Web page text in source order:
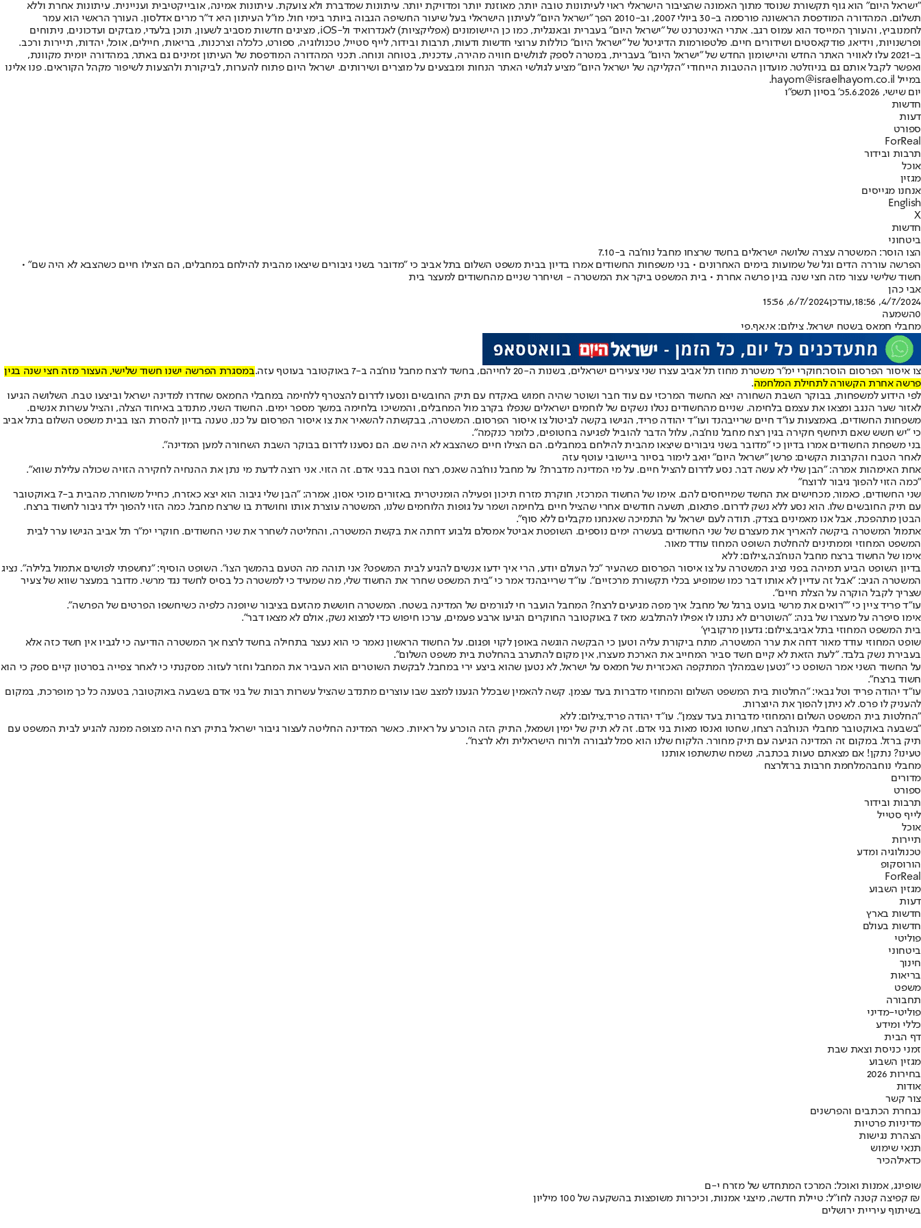
"ישראל היום" הוא גוף תקשורת שנוסד מתוך האמונה שהציבור הישראלי ראוי לעיתונות טובה יותר, מאוזנת יותר ומדויקת יותר. עיתונות שמדברת ולא צועקת. עיתונות אמינה, אובייקטיבית ועניינית. עיתונות אחרת וללא
תשלום. המהדורה המודפסת הראשונה פורסמה ב-30 ביולי 2007, וב-2010 הפך "ישראל היום" לעיתון הישראלי בעל שיעור החשיפה הגבוה ביותר בימי חול. מו"ל העיתון היא ד"ר מרים אדלסון. העורך הראשי הוא עמר
לחמנוביץ, והעורך המייסד הוא עמוס רגב. אתרי האינטרנט של "ישראל היום" בעברית ובאנגלית, כמו כן היישומונים (אפליקציות) לאנדרואיד ול-iOS, מציגים חדשות מסביב לשעון, תוכן בלעדי, מבזקים ועדכונים, ניתוחים
ופרשנויות, וידיאו, פודקאסטים ושידורים חיים. פלטפורמות הדיגיטל של "ישראל היום" כוללות ערוצי חדשות ודעות, תרבות ובידור, לייף סטייל, טכנולוגיה, ספורט, כלכלה וצרכנות, בריאות, חיילים, אוכל, יהדות, תיירות ורכב.
ב-2021 עלו לאוויר האתר החדש והיישומון החדש של "ישראל היום" בעברית, במטרה לספק לגולשים חוויה מהירה, עדכנית, בטוחה ונוחה. תכני המהדורה המודפסת של העיתון זמינים גם באתר, במהדורה יומית מקוונת,
ואפשר לקבל אותם גם בניוזלטר. מועדון ההטבות הייחודי "הקליקה של ישראל היום" מציע לגולשי האתר הנחות ומבצעים על מוצרים ושירותים. ישראל היום פתוח להערות, לביקורת ולהצעות לשיפור מקהל הקוראים. פנו אלינו
במייל hayom@israelhayom.co.il.
יום שישי, 5.6.2026
כ' בסיון תשפ"ו
חדשות
דעות
ספורט
ForReal
תרבות ובידור
אוכל
מגזין
אנחנו מגייסים
English
X
חדשות
ביטחוני
הצו הוסר: המשטרה עצרה שלושה ישראלים בחשד שרצחו מחבל נוח'בה ב-7.10
הפרשה עוררה הדים וגל של שמועות בימים האחרונים • בני משפחות החשודים אמרו בדיון בבית משפט השלום בתל אביב כי "מדובר בשני גיבורים שיצאו מהבית להילחם במחבלים, הם הצילו חיים כשהצבא לא היה שם" •
חשוד שלישי עצור מזה חצי שנה בגין פרשה אחרת • בית המשפט ביקר את המשטרה - ושיחרר שניים מהחשודים למעצר בית
אבי כהן
4/7/2024, 18:56
,עודכן6/7/2024, 15:56
0השמעה
מחבלי חמאס בשטח ישראל. צילום: אי.אף.פי
צו איסור הפרסום הוסר:חוקרי ימ״ר משטרת מחוז תל אביב עצרו שני צעירים ישראלים, בשנות ה-20 לחייהם, בחשד לרצח מחבל נוח'בה ב-7 באוקטובר בעוטף עזה.
במסגרת הפרשה ישנו חשוד שלישי, העצור מזה חצי שנה בגין
פרשה אחרת הקשורה לתחילת המלחמה.
לפי הידוע למשפחות, בבוקר השבת השחורה יצא החשוד המרכזי עם עוד חבר ושוטר שהיה חמוש באקדח עם תיק החובשים ונסעו לדרום להצטרף ללחימה במחבלי החמאס שחדרו למדינה ישראל וביצעו טבח. השלושה הגיעו
לאזור שער הנגב ומצאו את עצמם בלחימה. שניים מהחשודים נטלו נשקים של לוחמים ישראלים שנפלו בקרב מול המחבלים, והמשיכו בלחימה במשך מספר ימים. החשוד השני, מתנדב באיחוד הצלה, והציל עשרות אנשים.
משפחות החשודים, באמצעות עו״ד חיים שרייבהנד ועו״ד יהודה פריד, הגישו בקשה לביטול צו איסור הפרסום. המשטרה, בבקשתה להשאיר את צו איסור הפרסום על כנו, טענה בדיון להסרת הצו בבית משפט השלום בתל אביב
כי "יש חשש שאם תיחשף חקירה בגין רצח מחבל נוח'בה, עלול הדבר להוביל לפגיעה בחטופים, כלומר כנקמה".
בני משפחת החשודים אמרו בדיון כי "מדובר בשני גיבורים שיצאו מהבית להילחם במחבלים. הם הצילו חיים כשהצבא לא היה שם. הם נסענו לדרום בבוקר השבת השחורה למען המדינה".
לאחר הטבח והקרבות הקשים: פרשן "ישראל היום" יואב לימור בסיור ביישובי עוטף עזה
אחת האימהות אמרה: "הבן שלי לא עשה דבר. נסע לדרום להציל חיים. על מי המדינה מדברת? על מחבל נוח'בה שאנס, רצח וטבח בבני אדם. זה הזוי. אני רוצה לדעת מי נתן את ההנחיה לחקירה הזויה שכולה עלילת שווא".
"כמה הזוי להפוך גיבור לרוצח"
שני החשודים, כאמור, מכחישים את החשד שמייחסים להם. אימו של החשוד המרכזי, חוקרת מזרח תיכון ופעילה הומניטרית באזורים מוכי אסון, אמרה: "הבן שלי גיבור. הוא יצא כאזרח, כחייל משוחרר, מהבית ב-7 באוקטובר
עם תיק החובשים שלו. הוא נסע ללא נשק לדרום. פתאום, תשעה חודשים אחרי שהציל חיים בלחימה ושמר על גופות הלוחמים שלנו, המשטרה עוצרת אותו וחושדת בו שרצח מחבל. כמה הזוי להפוך ילד גיבור לחשוד ברצח.
הבטן מתהפכת, אבל אנו מאמינים בצדק. תודה לעם ישראל על התמיכה שאנחנו מקבלים ללא סוף".
אתמול המשטרה ביקשה להאריך את מעצרם של שני החשודים בעשרה ימים נוספים. השופטת אביטל אמסלם גלבוע דחתה את בקשת המשטרה, והחליטה לשחרר את שני החשודים. חוקרי ימ״ר תל אביב הגישו ערר לבית
המשפט המחוזי וממתינים להחלטת השופט המחוז עודד מאור.
אימו של החשוד ברצח מחבל הנוח'בה,צילום: ללא
בדיון השופט הביע תמיהה בפני נציג המשטרה על צו איסור הפרסום כשהעיר "כל העולם יודע, הרי איך ידעו אנשים להגיע לבית המשפט? אני תוהה מה הטעם בהמשך הצו". השופט הוסיף: "נחשפתי לפושים אתמול בלילה". נציג
המשטרה הגיב: "אבל זה עדיין לא אותו דבר כמו שמופיע בכלי תקשורת מרכזיים". עו"ד שרייבהנד אמר כי "בית המשפט שחרר את החשוד שלי, מה שמעיד כי למשטרה כל בסיס לחשד נגד מרשי. מדובר במעצר שווא של צעיר
שצריך לקבל הוקרה על הצלת חיים".
עו״ד פריד ציין כי "״רואים את מרשי בועט ברגל של מחבל. איך מפה מגיעים לרצח? המחבל הועבר חי לגורמים של המדינה בשטח. המשטרה חוששת מהזעם בציבור שיופנה כלפיה כשיחשפו הפרטים של הפרשה״.
אימו סיפרה על מעצרו של בנה: "השוטרים לא נתנו לו אפילו להתלבש. מאז 7 באוקטובר החוקרים הגיעו ארבע פעמים, ערכו חיפוש כדי למצוא נשק, אולם לא מצאו דבר".
בית המשפט המחוזי בתל אביב,צילום: גדעון מרקוביץ'
שופט המחוזי עודד מאור דחה את ערר המשטרה, מתח ביקורת עליה וטען כי הבקשה הוגשה באופן לקוי ופגום. על החשוד הראשון נאמר כי הוא נעצר בתחילה בחשד לרצח אך המשטרה הודיעה כי לגביו אין חשד כזה אלא
בעבירת נשק בלבד. "לעת הזאת לא קיים חשד סביר המחייב את הארכת מעצרו, אין מקום להתערב בהחלטת בית משפט השלום".
על החשוד השני אמר השופט כי "נטען שבמהלך המתקפה האכזרית של חמאס על ישראל, לא נטען שהוא ביצע ירי במחבל. לבקשת השוטרים הוא העביר את המחבל וחזר לעזור. מסקנתי כי לאחר צפייה בסרטון קיים ספק כי הוא
חשוד ברצח".
עו״ד יהודה פריד וטל גבאי: "החלטות בית המשפט השלום והמחוזי מדברות בעד עצמן. קשה להאמין שבכלל הגענו למצב שבו עוצרים מתנדב שהציל עשרות רבות של בני אדם בשבעה באוקטובר, בטענה כל כך מופרכת, במקום
להעניק לו פרס. לא ניתן להפוך את היוצרות.
"החלטות בית המשפט השלום והמחוזי מדברות בעד עצמן". עו"ד יהודה פריד,צילום: ללא
"בשבעה באוקטובר מחבלי הנוח'בה רצחו, שחטו ואנסו מאות בני אדם. זה לא תיק של ימין ושמאל, התיק הזה הוכרע על ראיות. כאשר המדינה החליטה לעצור גיבור ישראל בתיק רצח היה מצופה ממנה להגיע לבית המשפט עם
תיק ברזל. במקום זה המדינה הגיעה עם תיק מחורר. הלקוח שלנו הוא סמל לגבורה ולרוח הישראלית ולא לרצח".
טעינו? נתקן! אם מצאתם טעות בכתבה, נשמח שתשתפו אותנו
מחבלי נוחבהמלחמת חרבות ברזלרצח
מדורים
ספורט
תרבות ובידור
לייף סטייל
אוכל
תיירות
טכנולוגיה ומדע
הורוסקופ
ForReal
מגזין השבוע
דעות
חדשות בארץ
חדשות בעולם
פוליטי
ביטחוני
חינוך
בריאות
משפט
תחבורה
פוליטי-מדיני
כללי ומידע
דף הבית
זמני כניסת וצאת שבת
מגזין השבוע
בחירות 2026
אודות
צור קשר
נבחרת הכתבים והפרשנים
מדיניות פרטיות
הצהרת נגישות
תנאי שימוש
כדאילהכיר
שופינג, אמנות ואוכל: המרכז המתחדש של מזרח י-ם
קפיצה קטנה לחו"ל: טיילת חדשה, מיצגי אמנות, וכיכרות משופצות בהשקעה של 100 מיליון ₪
בשיתוף עיריית ירושלים